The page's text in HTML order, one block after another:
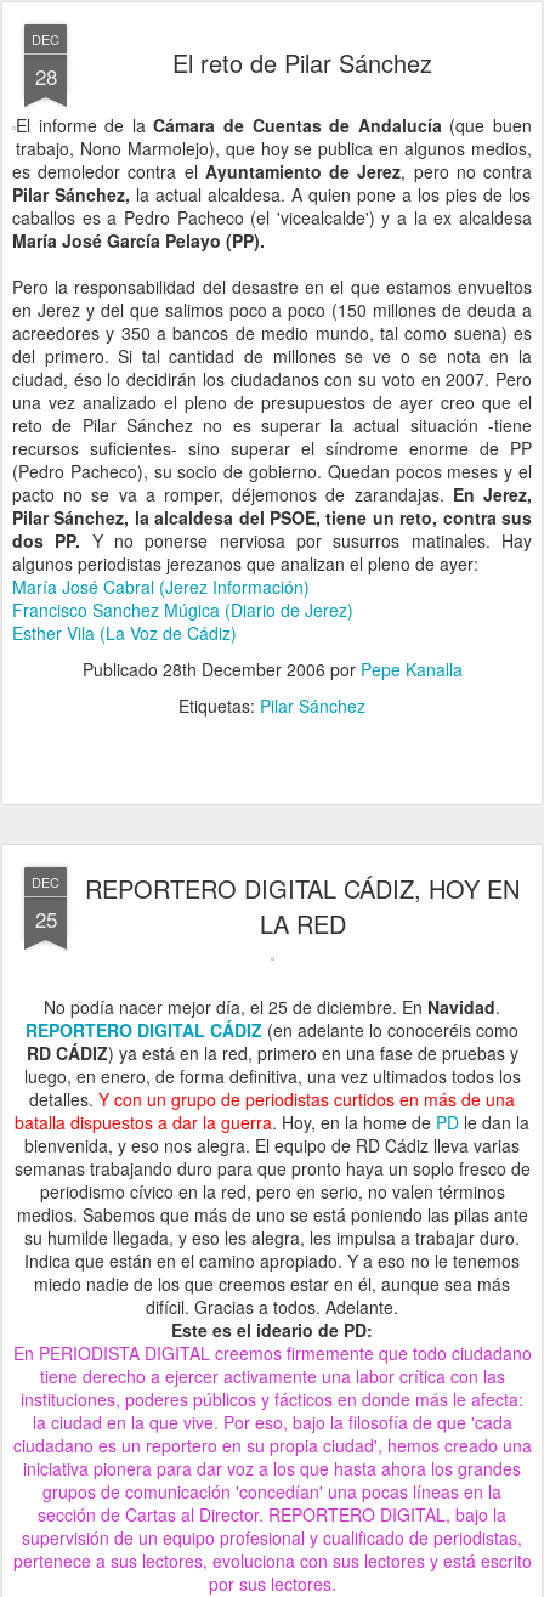
DEC
28 El reto de Pilar Sánchez
El informe de laCámara de Cuentas de Andalucía (que buen
trabajo, Nono Marmolejo), que hoy se publica en algunos medios,
es demoledor contra el Ayuntamiento de Jerez, pero no contra
Pilar Sánchez, la actual alcaldesa. A quien pone a los pies de los
caballos es a Pedro Pacheco (el 'vicealcalde') y a la ex alcaldesa
María José García Pelayo (PP).
Pero la responsabilidad del desastre en el que estamos envueltos
en Jerez y del que salimos poco a poco (150 millones de deuda a
acreedores y 350 a bancos de medio mundo, tal como suena) es
del primero. Si tal cantidad de millones se ve o se nota en la
ciudad, éso lo decidirán los ciudadanos con su voto en 2007. Pero
una vez analizado el pleno de presupuestos de ayer creo que el
reto de Pilar Sánchez no es superar la actual situación -tiene
recursos suficientes- sino superar el síndrome enorme de PP
(Pedro Pacheco), su socio de gobierno. Quedan pocos meses y el
pacto no se va a romper, déjemonos de zarandajas. En Jerez,
Pilar Sánchez, la alcaldesa del PSOE, tiene un reto, contra sus
dos PP. Y no ponerse nerviosa por susurros matinales. Hay
algunos periodistas jerezanos que analizan el pleno de ayer:
María José Cabral (Jerez Información)
Francisco Sanchez Múgica (Diario de Jerez)
Esther Vila (La Voz de Cádiz)
Publicado 28th December 2006 por Pepe Kanalla
Etiquetas: Pilar Sánchez
DEC
25
REPORTERO DIGITAL CÁDIZ, HOY EN
LA RED
No podía nacer mejor día, el 25 de diciembre. En Navidad.
REPORTERO DIGITAL CÁDIZ (en adelante lo conoceréis como
RD CÁDIZ) ya está en la red, primero en una fase de pruebas y
luego, en enero, de forma definitiva, una vez ultimados todos los
detalles. Y con un grupo de periodistas curtidos en más de una
batalla dispuestos a dar la guerra. Hoy, en la home de PD le dan la
bienvenida, y eso nos alegra. El equipo de RD Cádiz lleva varias
semanas trabajando duro para que pronto haya un soplo fresco de
periodismo cívico en la red, pero en serio, no valen términos
medios. Sabemos que más de uno se está poniendo las pilas ante
su humilde llegada, y eso les alegra, les impulsa a trabajar duro.
Indica que están en el camino apropiado. Y a eso no le tenemos
miedo nadie de los que creemos estar en él, aunque sea más
difícil. Gracias a todos. Adelante.
Este es el ideario de PD:
En PERIODISTA DIGITAL creemos firmemente que todo ciudadano
tiene derecho a ejercer activamente una labor crítica con las
instituciones, poderes públicos y fácticos en donde más le afecta:
la ciudad en la que vive. Por eso, bajo la filosofía de que 'cada
ciudadano es un reportero en su propia ciudad', hemos creado una
iniciativa pionera para dar voz a los que hasta ahora los grandes
grupos de comunicación 'concedían' una pocas líneas en la
sección de Cartas al Director. REPORTERO DIGITAL, bajo la
supervisión de un equipo profesional y cualificado de periodistas,
pertenece a sus lectores, evoluciona con sus lectores y está escrito
por sus lectores.